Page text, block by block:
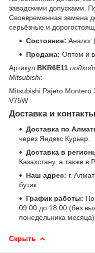
заводскими допусками.
Своевременная замена
серьёзные и
Состояние: Аналог
Продажа: Оптом и в
Артикул BKR6E11
Mitsubishi:
Mitsubishi Pajero Montero
V75W
Доставка и
Доставка по
через Яндекс Курьер.
Доставка в
Казахстану, а также в
Наш адрес: г.
бутик
График работы:
09:00 до 18:00 (без
понедельника месяца)
Скрыть